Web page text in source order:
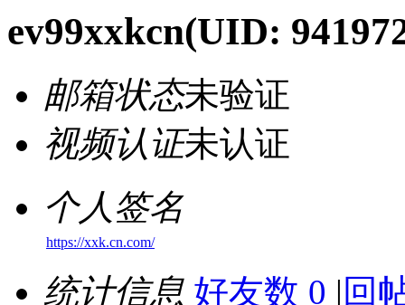
ev99xxkcn(UID:
邮箱状态未验证
视频认证未认证
个人签名
https://xxk.cn.com/
统计信息 好友数 0 | 回